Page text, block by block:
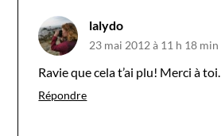
lalydo
23 mai 2012 à 11 h 18 min
Ravie que cela t’ai plu! Merci à toi.
Répondre